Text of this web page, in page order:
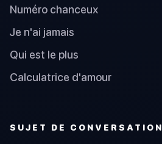
Numéro chanceux
Je n'ai jamais
Qui est le plus
Calculatrice d'amour
SUJET DE CONVERSATION